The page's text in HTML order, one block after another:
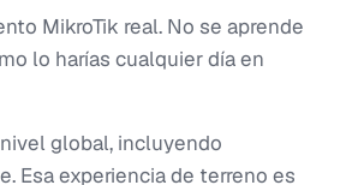
MikroTik real. No se aprende
lo harías cualquier día en
global, incluyendo
Esa experiencia de terreno es